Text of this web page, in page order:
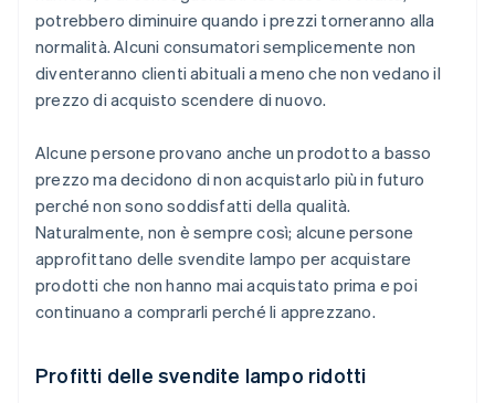
potrebbero diminuire quando i prezzi torneranno alla
normalità. Alcuni consumatori semplicemente non
diventeranno clienti abituali a meno che non vedano il
prezzo di acquisto scendere di nuovo.
Alcune persone provano anche un prodotto a basso
prezzo ma decidono di non acquistarlo più in futuro
perché non sono soddisfatti della qualità.
Naturalmente, non è sempre così; alcune persone
approfittano delle svendite lampo per acquistare
prodotti che non hanno mai acquistato prima e poi
continuano a comprarli perché li apprezzano.
Profitti delle svendite lampo ridotti